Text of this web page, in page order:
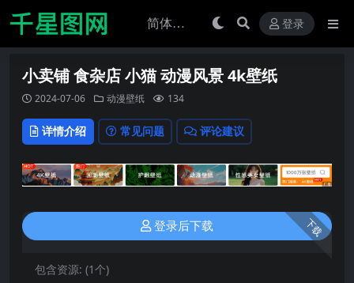
登录
小卖铺 食杂店 小猫 动漫风景 4k壁纸
2024-07-06 动漫壁纸 134
详情介绍 常见问题 评论建议
下载
登录后下载
包含资源: (1个)